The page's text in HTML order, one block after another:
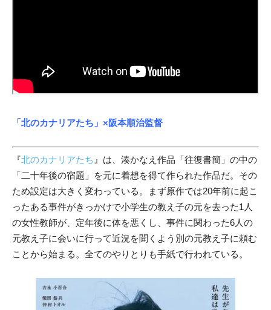
「北のカナリアたち」 ×阪本順治監督
『北のカナリアたち 』は、湊かなえ作品「往復書簡」の中の
「二十年後の宿題」を元に着想を得て作られた作品だ。その
ため設定は大きく変わっている。まず原作では20年前に起こ
ったある事件がきっかけで小学生の教え子の元を去った1人
の女性教師が、定年後に体を悪くし、事件に関わった6人の
元教え子に会いに行って近況を聞くよう別の元教え子に頼む
ことから始まる。全てのやりとりも手紙で行われている。